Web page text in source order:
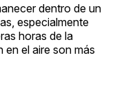
dentro de un
especialmente
horas de la
en el aire son más